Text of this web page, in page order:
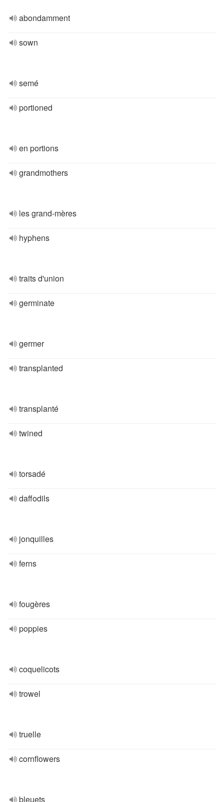
abondamment
sown
semé
portioned
en portions
grandmothers
les grand-mères
hyphens
traits d'union
germinate
germer
transplanted
transplanté
twined
torsadé
daffodils
jonquilles
ferns
fougères
poppies
coquelicots
trowel
truelle
cornflowers
bleuets